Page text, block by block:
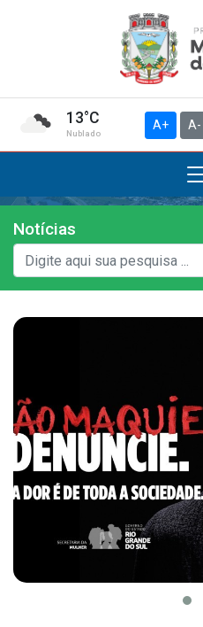
13°C
Nublado
A+ A-
Institucional
A Prefeitura
Estrutura Organizacional
Administração
Agricultura e Meio Ambiente
Notícias